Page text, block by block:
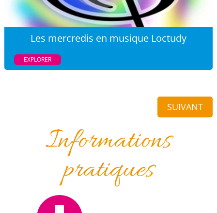
Les mercredis en musique Loctudy
EXPLORER
SUIVANT
Informations
pratiques